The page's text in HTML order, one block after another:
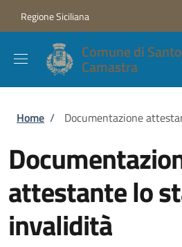
Regione Siciliana
Comune di
Camastra
Briciole di pane
Home / Documentazione
attestante lo
invalidità